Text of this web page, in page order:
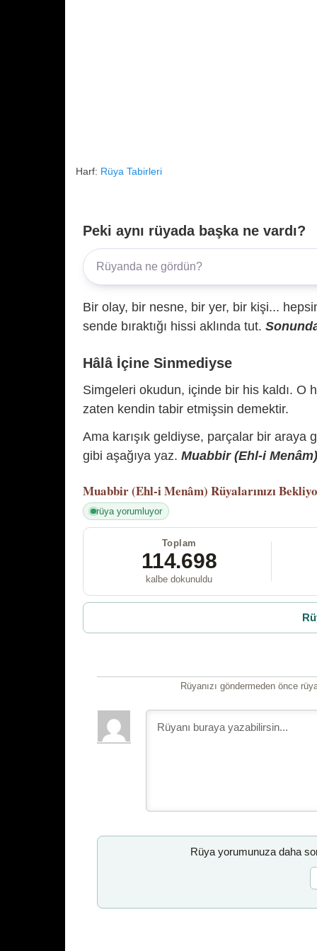
Harf: Rüya Tabirleri
Peki aynı rüyada başka ne vardı?
Bir olay, bir nesne, bir yer, bir kişi...
sende bıraktığı hissi aklında tut.
Hâlâ İçine Sinmediyse
Simgeleri okudun, içinde bir his kaldı. O
zaten kendin tabir etmişsin demektir.
Ama karışık geldiyse, parçalar bir araya
gibi aşağıya yaz. Muabbir (Ehl-i
Muabbir (Ehl-i Menâm) Rüyalarınızı
rüya yorumluyor
Toplam
114.698
kalbe dokunuldu
Rüyanızı göndermeden önce
Rüya yorumunuza daha